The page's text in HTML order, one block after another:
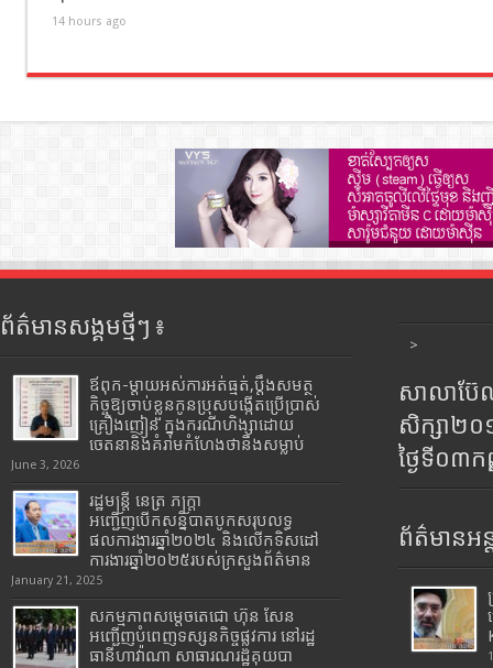
14 hours ago
ព័ត៌មានសង្គមថ្មីៗ ៖
ឪពុក-ម្ដាយអស់ការអត់ធ្មត់,ប្ដឹងសមត្ថ
កិច្ចឱ្យចាប់ខ្លួនកូនប្រុសបង្កើតប្រើប្រាស់
គ្រឿងញៀន ក្នុងករណីហិង្សាដោយ
ចេតនានិងគំរាមកំហែងថានឹងសម្លាប់
June 3, 2026
រដ្ឋមន្រ្តី​ នេត្រ​ ភក្ត្រា​
អញ្ជើញបើកសន្និបាតបូកសរុបលទ្ធ
ផលការងារឆ្នាំ២០២៤ និងលើកទិសដៅ
ការងារឆ្នាំ២០២៥របស់​ក្រសួង​ព័ត៌មាន​
January 21, 2025
សកម្មភាពសម្តេចតេជោ ហ៊ុន សែន
អញ្ជើញបំពេញទស្សនកិច្ចផ្លូវការ នៅរដ្ឋ
ធានីហាវ៉ាណា សាធារណរដ្ឋគុយបា
>
សាលាប៊ែ
សិក្សា២
ថ្ងៃទី០៣
ព័ត៌មានអន្